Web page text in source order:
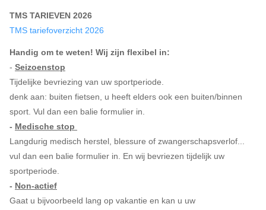
TMS TARIEVEN 2026
TMS tariefoverzicht 2026
Handig om te weten! Wij zijn flexibel in:
- Seizoenstop
Tijdelijke bevriezing van uw sportperiode.
denk aan: buiten fietsen, u heeft elders ook een buiten/binnen
sport. Vul dan een balie formulier in.
- Medische stop
Langdurig medisch herstel, blessure of zwangerschapsverlof...
vul dan een balie formulier in. En wij bevriezen tijdelijk uw
sportperiode.
- Non-actief
Gaat u bijvoorbeeld lang op vakantie en kan u uw